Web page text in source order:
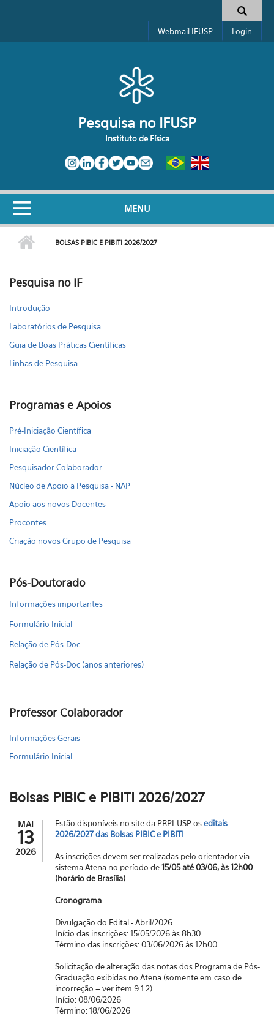
Formulário de busca
Webmail IFUSP Login
Pesquisa no IFUSP
Instituto de Física
MENU
BOLSAS PIBIC E PIBITI 2026/2027
Pesquisa no IF
Introdução
Laboratórios de Pesquisa
Guia de Boas Práticas Científicas
Linhas de Pesquisa
Programas e Apoios
Pré-Iniciação Científica
Iniciação Científica
Pesquisador Colaborador
Núcleo de Apoio a Pesquisa - NAP
Apoio aos novos Docentes
Procontes
Criação novos Grupo de Pesquisa
Pós-Doutorado
Informações importantes
Formulário Inicial
Relação de Pós-Doc
Relação de Pós-Doc (anos anteriores)
Professor Colaborador
Informações Gerais
Formulário Inicial
Bolsas PIBIC e PIBITI 2026/2027
MAI
13
2026
Estão disponíveis no site da PRPI-USP oseditais
2026/2027 das Bolsas PIBIC e PIBITI
As inscrições devem ser realizadas pelo orientador via
sistema Atena no período de15/05 até 03/06, às 12h00
(horário de Brasília)
Cronograma
Divulgação do Edital - Abril/2026
Início das inscrições: 15/05/2026 às 8h30
Término das inscrições: 03/06/2026 às 12h00
Solicitação de alteração das notas dos Programa de Pós-
Graduação exibidas no Atena (somente em caso de
incorreção – ver item 9.1.2)
Início: 08/06/2026
Término: 18/06/2026